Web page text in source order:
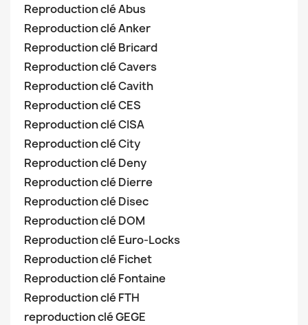
Reproduction clé Abus
Reproduction clé Anker
Reproduction clé Bricard
Reproduction clé Cavers
Reproduction clé Cavith
Reproduction clé CES
Reproduction clé CISA
Reproduction clé City
Reproduction clé Deny
Reproduction clé Dierre
Reproduction clé Disec
Reproduction clé DOM
Reproduction clé Euro-Locks
Reproduction clé Fichet
Reproduction clé Fontaine
Reproduction clé FTH
reproduction clé GEGE